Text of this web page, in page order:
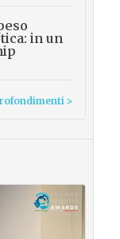
in un
>